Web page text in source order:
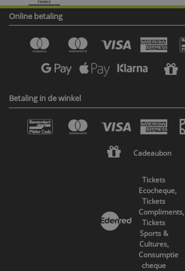
Online betaling
Betaling in de winkel
Cadeaubon
Tickets
Ecocheque,
Tickets
Compliments,
Tickets
Sports &
Cultures,
Consumptie
cheque